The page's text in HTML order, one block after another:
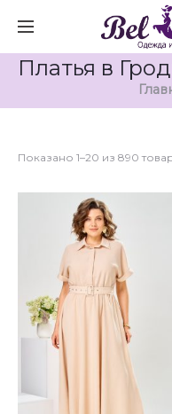
Платья в
Показано 1–20 из 890